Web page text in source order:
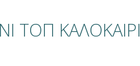
ΤΟΠ ΚΑΛΟΚΑΙΡΙ